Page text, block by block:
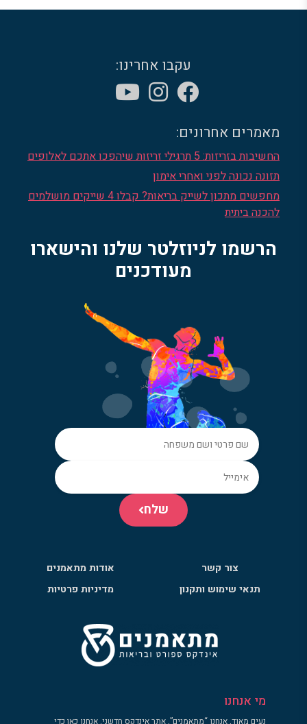
עקבו אחרינו:
מאמרים אחרונים:
החשיבות בזריזות: 5 תרגילי זריזות שיהפכו אתכם לאלופים
תזונה נכונה לפני ואחרי אימון
מחפשים מתכון לשייק בריאות? קבלו 4 שייקים מושלמים
להכנה ביתית
הרשמו לניוזלטר שלנו והישארו
מעודכנים
שלח
צור קשר
אודות מתאמנים
תנאי שימוש ותקנון
מדיניות פרטיות
מי אנחנו
נעים מאוד, אנחנו “מתאמנים”, אתר אינדקס חדשני. אנחנו כאן כדי